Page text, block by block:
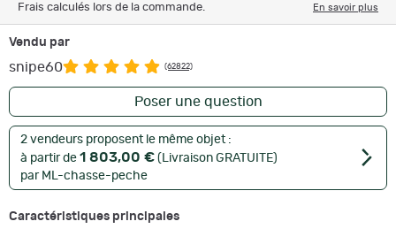
Frais calculés lors de la commande.
En savoir plus
Vendu par
snipe60 (62822)
Poser une question
2 vendeurs proposent le même objet :
à partir de 1 803,00 € (Livraison GRATUITE)
par ML-chasse-peche
Caractéristiques principales